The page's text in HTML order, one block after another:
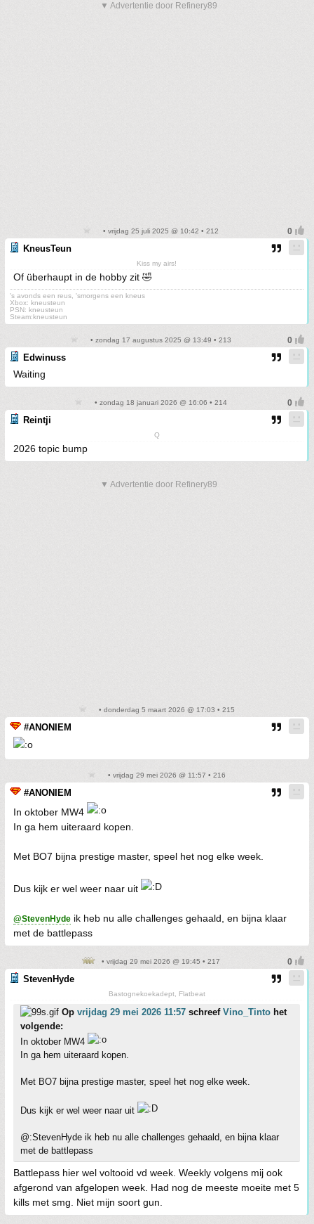
▼ Advertentie door Refinery89
• vrijdag 25 juli 2025 @ 10:42 • 212
KneusTeun
Kiss my airs!
Of überhaupt in de hobby zit 🤣
's avonds een reus, 'smorgens een kneus
Xbox: kneusteun
PSN: kneusteun
Steam:kneusteun
• zondag 17 augustus 2025 @ 13:49 • 213
Edwinuss
Waiting
• zondag 18 januari 2026 @ 16:06 • 214
Reintji
Q
2026 topic bump
▼ Advertentie door Refinery89
• donderdag 5 maart 2026 @ 17:03 • 215
#ANONIEM
• vrijdag 29 mei 2026 @ 11:57 • 216
#ANONIEM
In oktober MW4
In ga hem uiteraard kopen.
Met BO7 bijna prestige master, speel het nog elke week.
Dus kijk er wel weer naar uit
@StevenHyde ik heb nu alle challenges gehaald, en bijna klaar
met de battlepass
• vrijdag 29 mei 2026 @ 19:45 • 217
StevenHyde
Bastognekoekadept, Flatbeat
Op vrijdag 29 mei 2026 11:57 schreef Vino_Tinto het
volgende:
In oktober MW4
In ga hem uiteraard kopen.
Met BO7 bijna prestige master, speel het nog elke week.
Dus kijk er wel weer naar uit
@:StevenHyde ik heb nu alle challenges gehaald, en bijna klaar
met de battlepass
Battlepass hier wel voltooid vd week. Weekly volgens mij ook
afgerond van afgelopen week. Had nog de meeste moeite met 5
kills met smg. Niet mijn soort gun.